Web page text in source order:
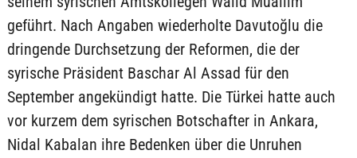
geführt. Nach Angaben wiederholte Davutoğlu die
dringende Durchsetzung der Reformen, die der
syrische Präsident Baschar Al Assad für den
September angekündigt hatte. Die Türkei hatte auch
vor kurzem dem syrischen Botschafter in Ankara,
Nidal Kabalan ihre Bedenken über die Unruhen